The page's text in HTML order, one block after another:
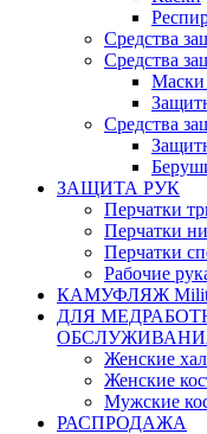
Средства
Средства
Маски
Средства
ЗАЩИТА РУК
Перчатки
Перчатки
Перчатки
Рабочие
КАМУФЛЯЖ
ДЛЯ
Женские
Женские
Мужские
РАСПРОДАЖА